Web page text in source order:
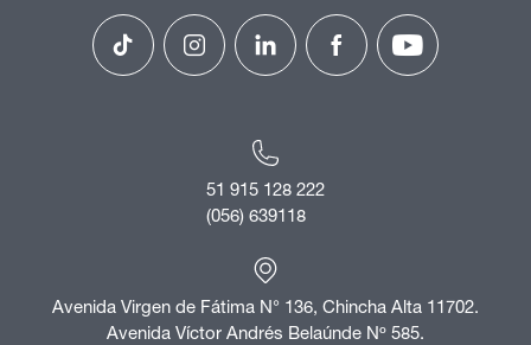
51 915 128 222
(056) 639118
Avenida Virgen de Fátima N° 136, Chincha Alta 11702.
Avenida Víctor Andrés Belaúnde Nº 585.